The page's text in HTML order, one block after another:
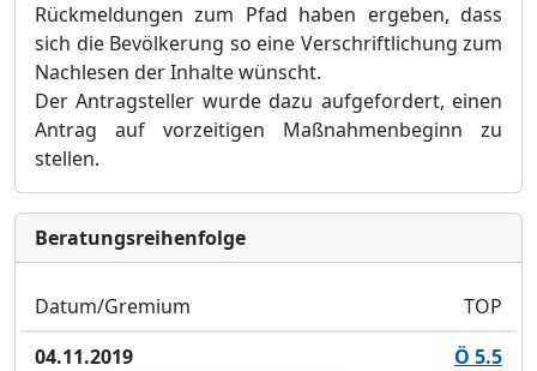
Rückmeldungen zum Pfad haben ergeben, dass
sich die Bevölkerung so eine Verschriftlichung zum
Nachlesen der Inhalte wünscht.
Der Antragsteller wurde dazu aufgefordert, einen
Antrag auf vorzeitigen Maßnahmenbeginn zu
stellen.
Bera­tungs­reihen­folge
Datum/Gremium
TOP
04.11.2019
Ö 5.5